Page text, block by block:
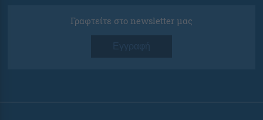
Γραφτείτε στο newsletter μας
Εγγραφή